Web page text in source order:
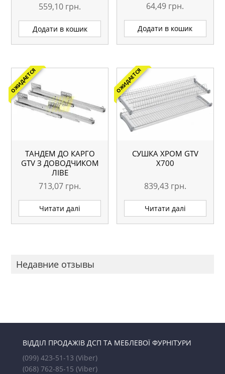
559,10 грн.
Додати в кошик
64,49 грн.
Додати в кошик
ОЖИДАЕТСЯ
ТАНДЕМ ДО КАРГО
GTV З ДОВОДЧИКОМ
ЛІВЕ
713,07 грн.
Читати далі
ОЖИДАЕТСЯ
СУШКА ХРОМ GTV
Х700
839,43 грн.
Читати далі
Недавние отзывы
ВІДДІЛ ПРОДАЖІВ ДСП ТА МЕБЛЕВОЇ ФУРНІТУРИ
(099) 423-51-13 (Viber)
(068) 762-85-15 (Viber)